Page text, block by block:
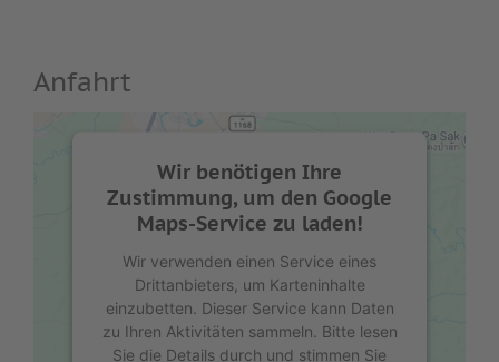
Anfahrt
Wir benötigen Ihre
Zustimmung, um den Google
Maps-Service zu laden!
Wir verwenden einen Service eines
Drittanbieters, um Karteninhalte
einzubetten. Dieser Service kann Daten
zu Ihren Aktivitäten sammeln. Bitte lesen
Sie die Details durch und stimmen Sie